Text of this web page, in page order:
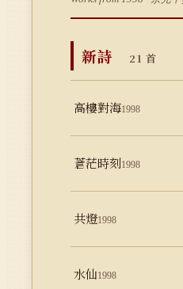
新詩 21 首
高樓對海1998
蒼茫時刻1998
共燈1998
水仙1998